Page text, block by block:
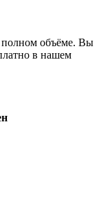
полном объёме. Вы
в нашем